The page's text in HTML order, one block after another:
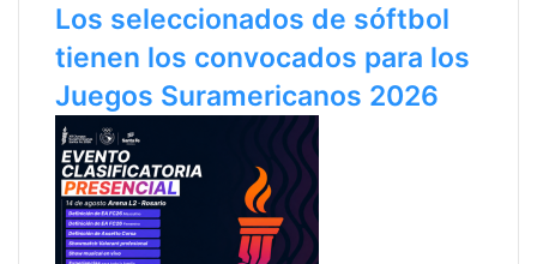
Los seleccionados de sóftbol
tienen los convocados para los
Juegos Suramericanos 2026